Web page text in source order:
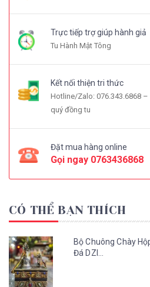
Trực tiếp trợ giúp hành giả
Tu Hành Mật Tông
Kết nối thiện tri thức
Hotline/Zalo: 076.343.6868
quý đồng tu
Đặt mua hàng online
Gọi ngay 0763436868
CÓ THỂ BẠN THÍCH
Bộ Chuông Chày
Đá DZI...